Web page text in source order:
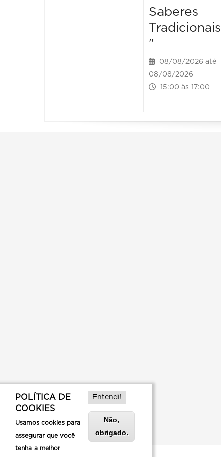
Saberes
Tradicionais
"
08/08/2026 até
08/08/2026
15:00 às 17:00
POLÍTICA DE
COOKIES
Usamos cookies para
assegurar que você
tenha a melhor
Entendi!
Não,
obrigado.